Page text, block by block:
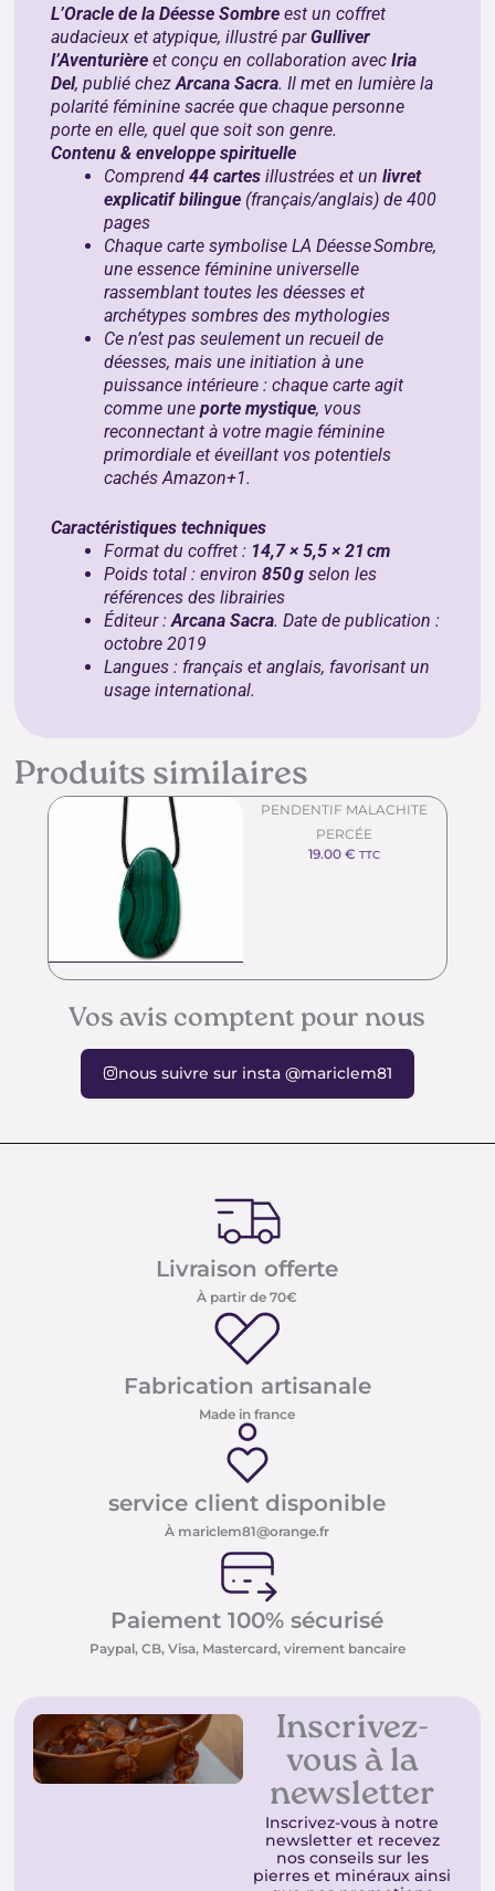
L’Oracle de la Déesse Sombre est un coffret
audacieux et atypique, illustré parGulliver
l’Aventurière et conçu en collaboration avecIria
Del, publié chezArcana Sacra. Il met en lumière la
polarité féminine sacrée que chaque personne
porte en elle, quel que soit son genre.
Contenu & enveloppe spirituelle
Comprend44 cartes illustrées et unlivret
explicatif bilingue (français/anglais) de 400
pages
Chaque carte symbolise LA Déesse Sombre,
une essence féminine universelle
rassemblant toutes les déesses et
archétypes sombres des mythologies
Ce n’est pas seulement un recueil de
déesses, mais une initiation à une
puissance intérieure : chaque carte agit
comme uneporte mystique, vous
reconnectant à votre magie féminine
primordiale et éveillant vos potentiels
cachés Amazon+1.
Caractéristiques techniques
Format du coffret : 14,7 × 5,5 × 21 cm
Poids total : environ850 g selon les
références des librairies
Éditeur :Arcana Sacra. Date de publication :
octobre 2019
Langues : français et anglais, favorisant un
usage international.
Produits similaires
PENDENTIF MALACHITE
PERCÉE
19.00€ TTC
Vos avis comptent pour nous
nous suivre sur insta @mariclem81
Livraison offerte
À partir de 70€
Fabrication artisanale
Made in france
service client disponible
À mariclem81@orange.fr
Paiement 100% sécurisé
Paypal, CB, Visa, Mastercard, virement bancaire
Inscrivez-
vous à la
newsletter
Inscrivez-vous à notre
newsletter et recevez
nos conseils sur les
pierres et minéraux ainsi